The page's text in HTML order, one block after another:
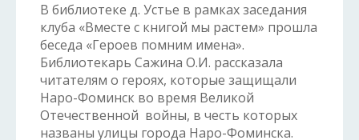
В библиотеке д. Устье в рамках заседания
клуба «Вместе с книгой мы растем» прошла
беседа «Героев помним имена».
Библиотекарь Сажина О.И. рассказала
читателям о героях, которые защищали
Наро-Фоминск во время Великой
Отечественной войны, в честь которых
названы улицы города Наро-Фоминска.